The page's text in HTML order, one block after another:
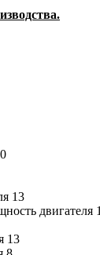
13
двигателя
13